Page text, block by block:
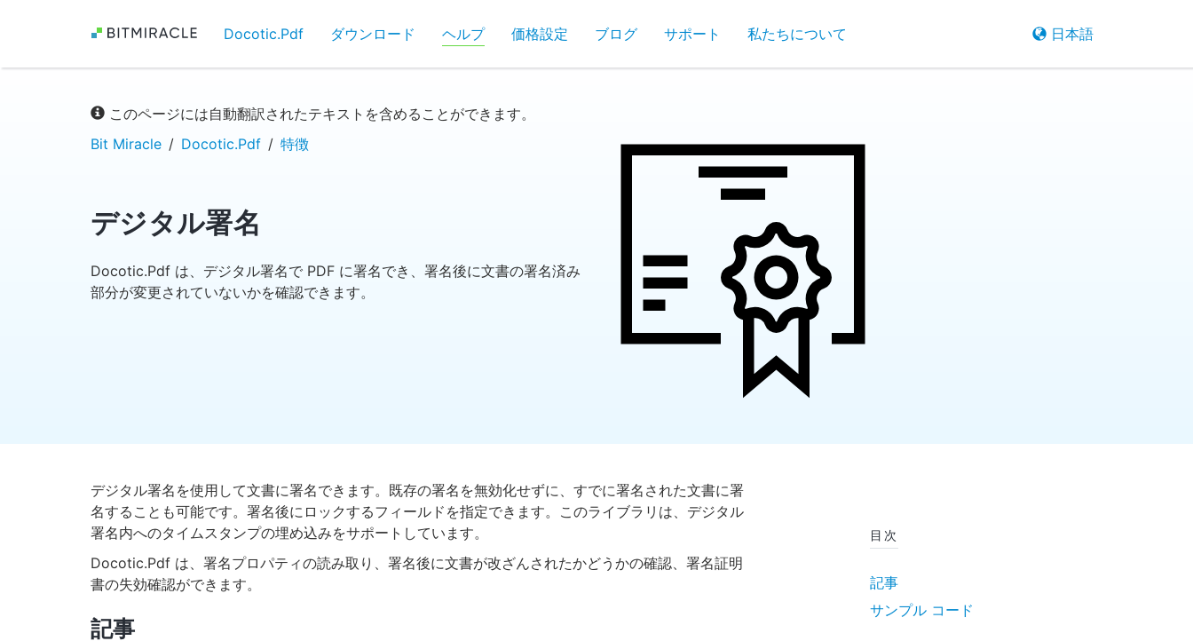
日本語
Docotic.Pdf ダウンロード ヘルプ 価格設定 ブログ サポート 私たちについて
このページには自動翻訳されたテキストを含めることができます。
Bit Miracle
Docotic.Pdf 特徴
デジタル署名
Docotic.Pdf は、デジタル署名で PDF に署名でき、署名後に文書の署名済み
部分が変更されていないかを確認できます。
デジタル署名を使用して文書に署名できます。既存の署名を無効化せずに、すでに署名された文書に署
名することも可能です。署名後にロックするフィールドを指定できます。このライブラリは、デジタル
署名内へのタイムスタンプの埋め込みをサポートしています。
Docotic.Pdf は、署名プロパティの読み取り、署名後に文書が改ざんされたかどうかの確認、署名証明
書の失効確認ができます。
記事
目次
記事
サンプル コード